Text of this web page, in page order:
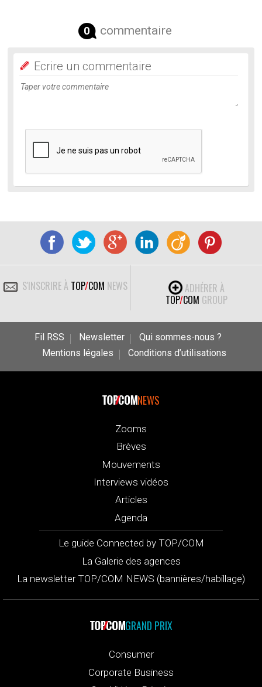
0 commentaire
Ecrire un commentaire
S'INSCRIRE À TOP/COM NEWS
ADHÉRER À
TOP/COM GROUP
Fil RSS Newsletter
Qui sommes-nous ?
Mentions légales
Conditions d’utilisations
NEWS
Zooms
Brèves
Mouvements
Interviews vidéos
Articles
Agenda
Le guide Connected by TOP/COM
La Galerie des agences
La newsletter TOP/COM NEWS (bannières/habillage)
GRAND PRIX
Consumer
Corporate Business